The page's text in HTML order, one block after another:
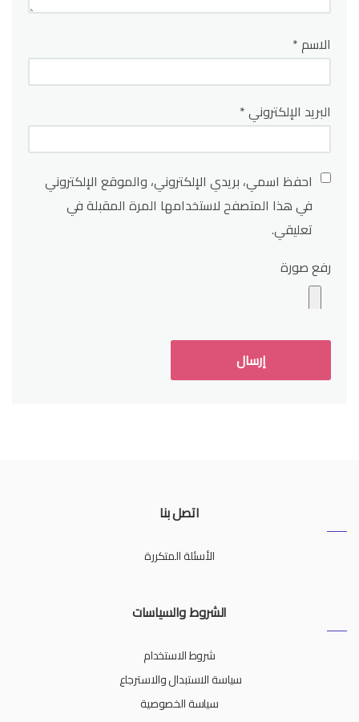
الاسم*
البريد الإلكتروني*
احفظ اسمي، بريدي الإلكتروني، والموقع الإلكتروني
في هذا المتصفح لاستخدامها المرة المقبلة في
تعليقي.
رفع صورة
اتصل بنا
الأسئلة المتكررة
الشروط والسياسات
شروط الاستخدام
سياسة الاستبدال والاسترجاع
سياسة الخصوصية